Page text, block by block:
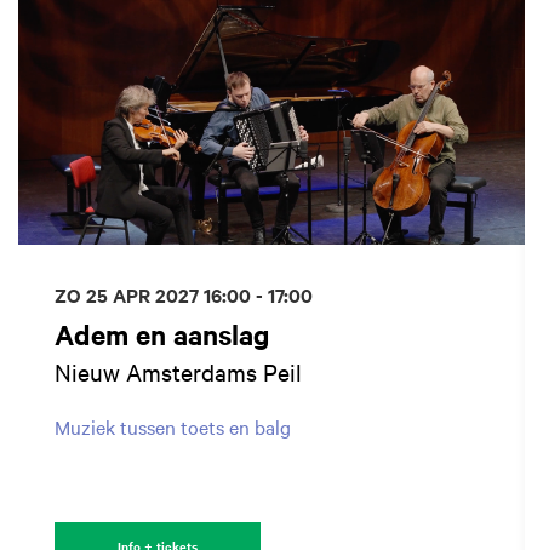
Adem en aanslag
Nieuw Amsterdams Peil
Muziek tussen toets en balg
ZO 25 APR 202716:00 - 17:00
Info + tickets